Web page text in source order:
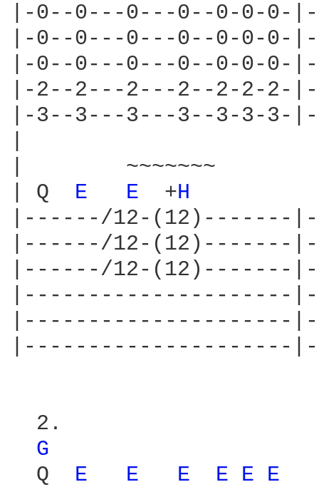
|-0--0---0---0--0-0-0-
|-0--0---0---0--0-0-0-
|-0--0---0---0--0-0-0-
|-2--2---2---2--2-2-2-
|-3--3---3---3--3-3-3-
|        ~~~~~~~
| Q E E +H
|------/12-(12)-------
|------/12-(12)-------
|------/12-(12)-------
|---------------------
|---------------------
|---------------------
  2.
G
  Q
E E E E E E